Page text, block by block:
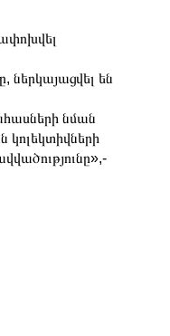
ներկայացվել են
նման